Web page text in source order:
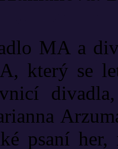
MA a
který se
psaní